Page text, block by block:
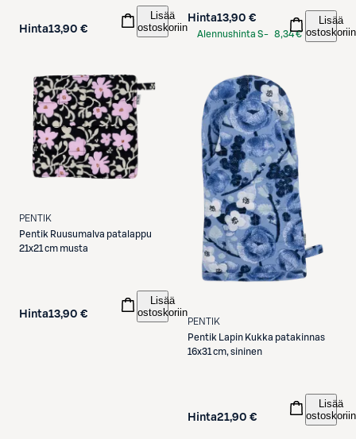
Hinta13,90 €
Lisää
ostoskoriin
Hinta13,90 €
Alennushinta S- 8,34 €
Lisää
ostoskoriin
PENTIK
Pentik Ruusumalva patalappu
21x21 cm musta
Hinta13,90 €
Lisää
ostoskoriin
PENTIK
Pentik
Lapin Kukka patakinnas
16x31 cm, sininen
Hinta21,90 €
Lisää
ostoskoriin